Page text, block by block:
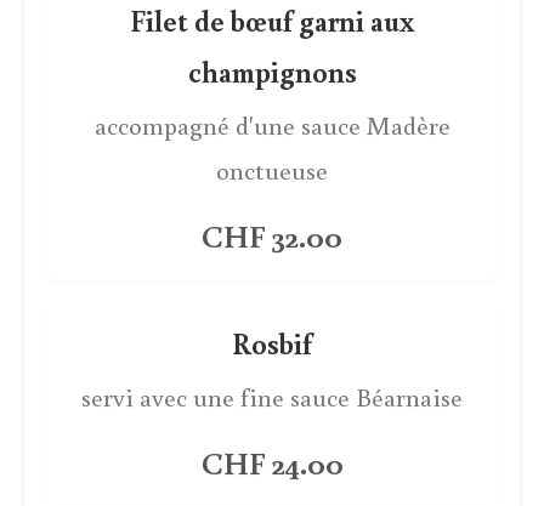
Filet de bœuf garni aux
champignons
accompagné d'une sauce Madère
onctueuse
CHF 32.00
Rosbif
servi avec une fine sauce Béarnaise
CHF 24.00